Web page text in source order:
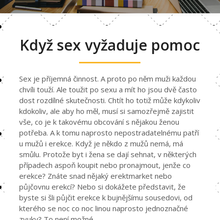
Když sex vyžaduje pomoc
Sex je příjemná činnost. A proto po něm muži každou
chvíli touží. Ale toužit po sexu a mít ho jsou dvě často
dost rozdílné skutečnosti. Chtít ho totiž může kdykoliv
kdokoliv, ale aby ho měl, musí si samozřejmě zajistit
vše, co je k takovému obcování s nějakou ženou
potřeba. A k tomu naprosto nepostradatelnému patří
u mužů i erekce. Když je někdo z mužů nemá, má
smůlu. Protože byt i žena se dají sehnat, v některých
případech aspoň koupit nebo pronajmout, jenže co
erekce? Znáte snad nějaký erektmarket nebo
půjčovnu erekcí? Nebo si dokážete představit, že
byste si šli půjčit erekce k bujnějšímu sousedovi, od
kterého se noc co noc linou naprosto jednoznačné